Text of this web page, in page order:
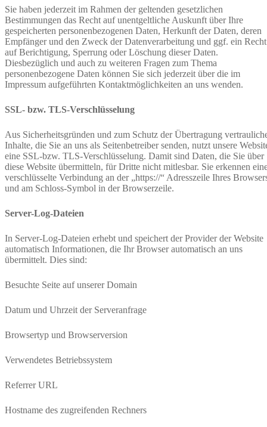
Sie haben jederzeit im Rahmen der geltenden gesetzlichen
Bestimmungen das Recht auf unentgeltliche Auskunft über Ihre
gespeicherten personenbezogenen Daten, Herkunft der Daten, deren
Empfänger und den Zweck der Datenverarbeitung und ggf. ein Recht
auf Berichtigung, Sperrung oder Löschung dieser Daten.
Diesbezüglich und auch zu weiteren Fragen zum Thema
personenbezogene Daten können Sie sich jederzeit über die im
Impressum aufgeführten Kontaktmöglichkeiten an uns wenden.
SSL- bzw. TLS-Verschlüsselung
Aus Sicherheitsgründen und zum Schutz der Übertragung
Inhalte, die Sie an uns als Seitenbetreiber senden, nutzt unsere
eine SSL-bzw. TLS-Verschlüsselung. Damit sind Daten, die Sie über
diese Website übermitteln, für Dritte nicht mitlesbar. Sie erkennen
verschlüsselte Verbindung an der „https://“ Adresszeile Ihres
und am Schloss-Symbol in der Browserzeile.
Server-Log-Dateien
In Server-Log-Dateien erhebt und speichert der Provider der Website
automatisch Informationen, die Ihr Browser automatisch an uns
übermittelt. Dies sind:
Besuchte Seite auf unserer Domain
Datum und Uhrzeit der Serveranfrage
Browsertyp und Browserversion
Verwendetes Betriebssystem
Referrer URL
Hostname des zugreifenden Rechners